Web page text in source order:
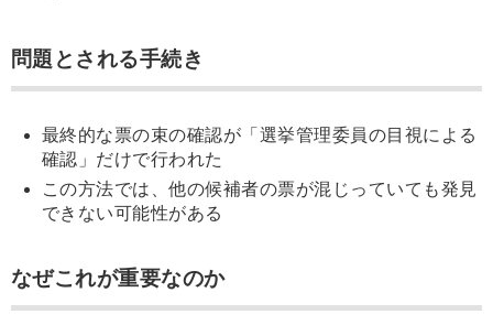
問題とされる手続き
最終的な票の束の確認が「選挙管理委員の目視による
確認」だけで行われた
この方法では、他の候補者の票が混じっていても発見
できない可能性がある
なぜこれが重要なのか